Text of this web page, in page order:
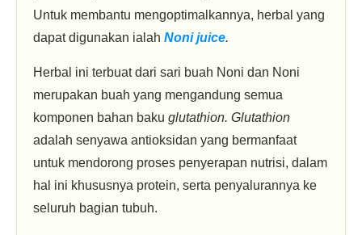
Untuk membantu mengoptimalkannya, herbal yang
dapat digunakan ialah Noni juice.
Herbal ini terbuat dari sari buah Noni dan Noni
merupakan buah yang mengandung semua
komponen bahan baku glutathion. Glutathion
adalah senyawa antioksidan yang bermanfaat
untuk mendorong proses penyerapan nutrisi, dalam
hal ini khususnya protein, serta penyalurannya ke
seluruh bagian tubuh.